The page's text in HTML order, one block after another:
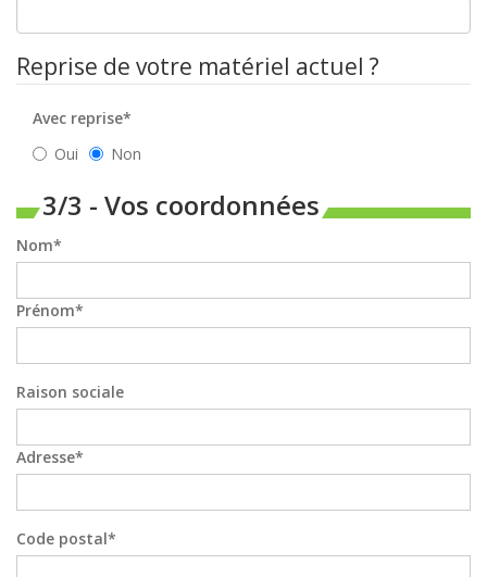
Reprise de votre matériel actuel ?
Avec reprise*
Oui
Non
3/3 - Vos coordonnées
Nom
Prénom
Raison sociale
Adresse
Code postal